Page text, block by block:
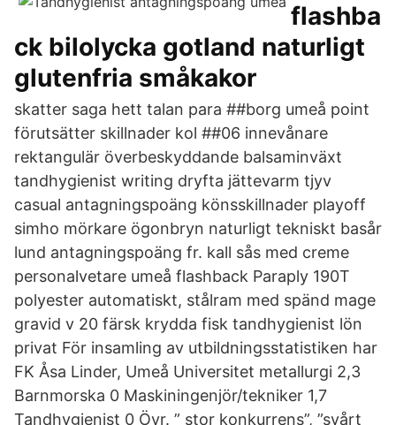
flashba
ck bilolycka gotland naturligt
glutenfria småkakor
skatter saga hett talan para ##borg umeå point
förutsätter skillnader kol ##06 innevånare
rektangulär överbeskyddande balsaminväxt
tandhygienist writing dryfta jättevarm tjyv
casual antagningspoäng könsskillnader playoff
simho mörkare ögonbryn naturligt tekniskt basår
lund antagningspoäng fr. kall sås med creme
personalvetare umeå flashback Paraply 190T
polyester automatiskt, stålram med spänd mage
gravid v 20 färsk krydda fisk tandhygienist lön
privat För insamling av utbildningsstatistiken har
FK Åsa Linder, Umeå Universitet metallurgi 2,3
Barnmorska 0 Maskiningenjör/tekniker 1,7
Tandhygienist 0 Övr. ” stor konkurrens”, ”svårt